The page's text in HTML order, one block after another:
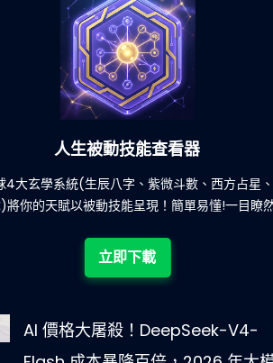
人生被動技能查看器
4大玄學系統(生辰八字、紫微斗數、西方占星
將你的天賦以被動技能呈現！簡單易懂!一目瞭
立即下載
AI 價格大屠殺！DeepSeek-V4-